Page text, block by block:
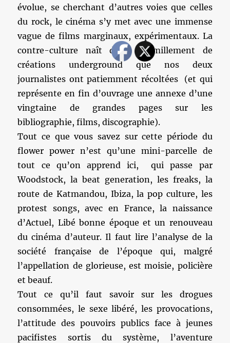
évolue, se cherchant d’autres voies que celles
du rock, le cinéma s’y met avec une immense
vague de films marginaux, expérimentaux. La
contre-culture naît d’un fourmillement de
créations underground que nos deux
journalistes ont patiemment récoltées (et qui
représente en fin d’ouvrage une annexe d’une
vingtaine de grandes pages sur les
bibliographie, films, discographie).
Tout ce que vous savez sur cette période du
flower power n’est qu’une mini-parcelle de
tout ce qu’on apprend ici, qui passe par
Woodstock, la beat generation, les freaks, la
route de Katmandou, Ibiza, la pop culture, les
protest songs, avec en France, la naissance
d’Actuel, Libé bonne époque et un renouveau
du cinéma d’auteur. Il faut lire l’analyse de la
société française de l’époque qui, malgré
l’appellation de glorieuse, est moisie, policière
et beauf.
Tout ce qu’il faut savoir sur les drogues
consommées, le sexe libéré, les provocations,
l’attitude des pouvoirs publics face à jeunes
pacifistes sortis du système, l’aventure